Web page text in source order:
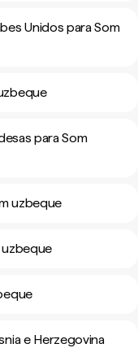
Unidos para Som
para Som
uzbeque
uzbeque
e Herzegovina